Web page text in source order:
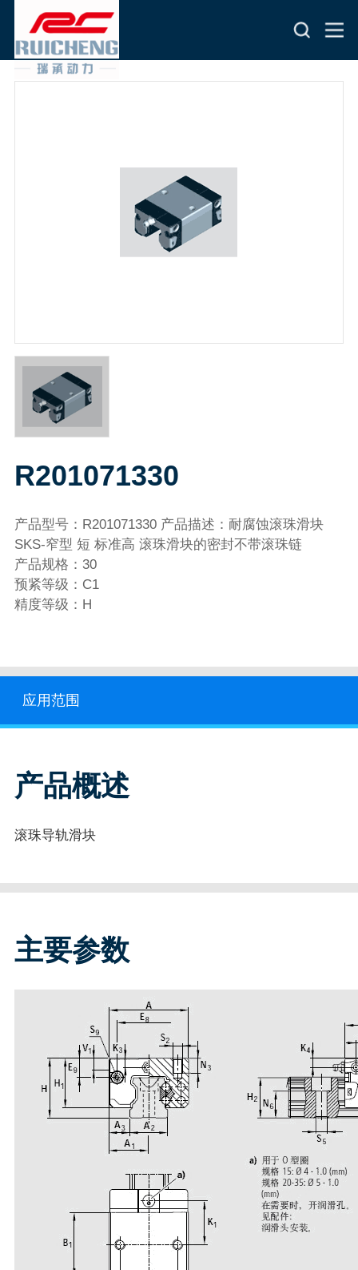
R201071330
产品型号：R201071330 产品描述：耐腐蚀滚珠滑块
SKS-窄型 短 标准高 滚珠滑块的密封不带滚珠链
产品规格：30
预紧等级：C1
精度等级：H
应用范围
产品概述
滚珠导轨滑块
主要参数